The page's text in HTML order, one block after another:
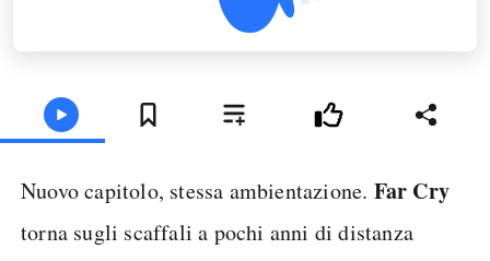
Nuovo capitolo, stessa ambientazione. Far Cry
torna sugli scaffali a pochi anni di distanza